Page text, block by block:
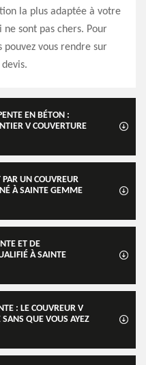
la plus adaptée à votre
sont pas chers. Pour
pouvez vous rendre sur
EN BÉTON :
V COUVERTURE
UN COUVREUR
À SAINTE GEMME
ET DE
À SAINTE
: LE COUVREUR V
SANS QUE VOUS AYEZ